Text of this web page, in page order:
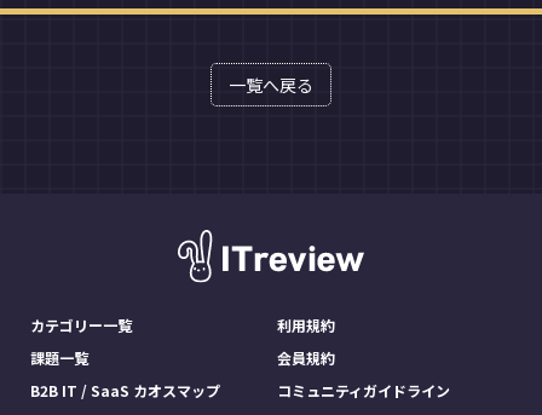
一覧へ戻る
カテゴリー一覧
課題一覧
B2B IT / SaaS カオスマップ
利用規約
会員規約
コミュニティガイドライン